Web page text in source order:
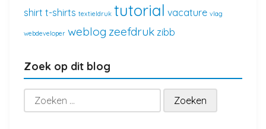
shirt t-shirts textieldruk tutorial vacature vlag
webdeveloper weblog zeefdruk zibb
Zoek op dit blog
Zoeken
naar: